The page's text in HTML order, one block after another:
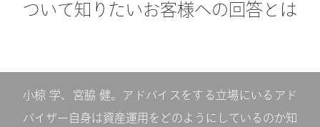
ついて知りたいお客様への回答とは
小椋 学、宮脇 健。アドバイスをする立場にいるアド
バイザー自身は資産運用をどのようにしているのか知